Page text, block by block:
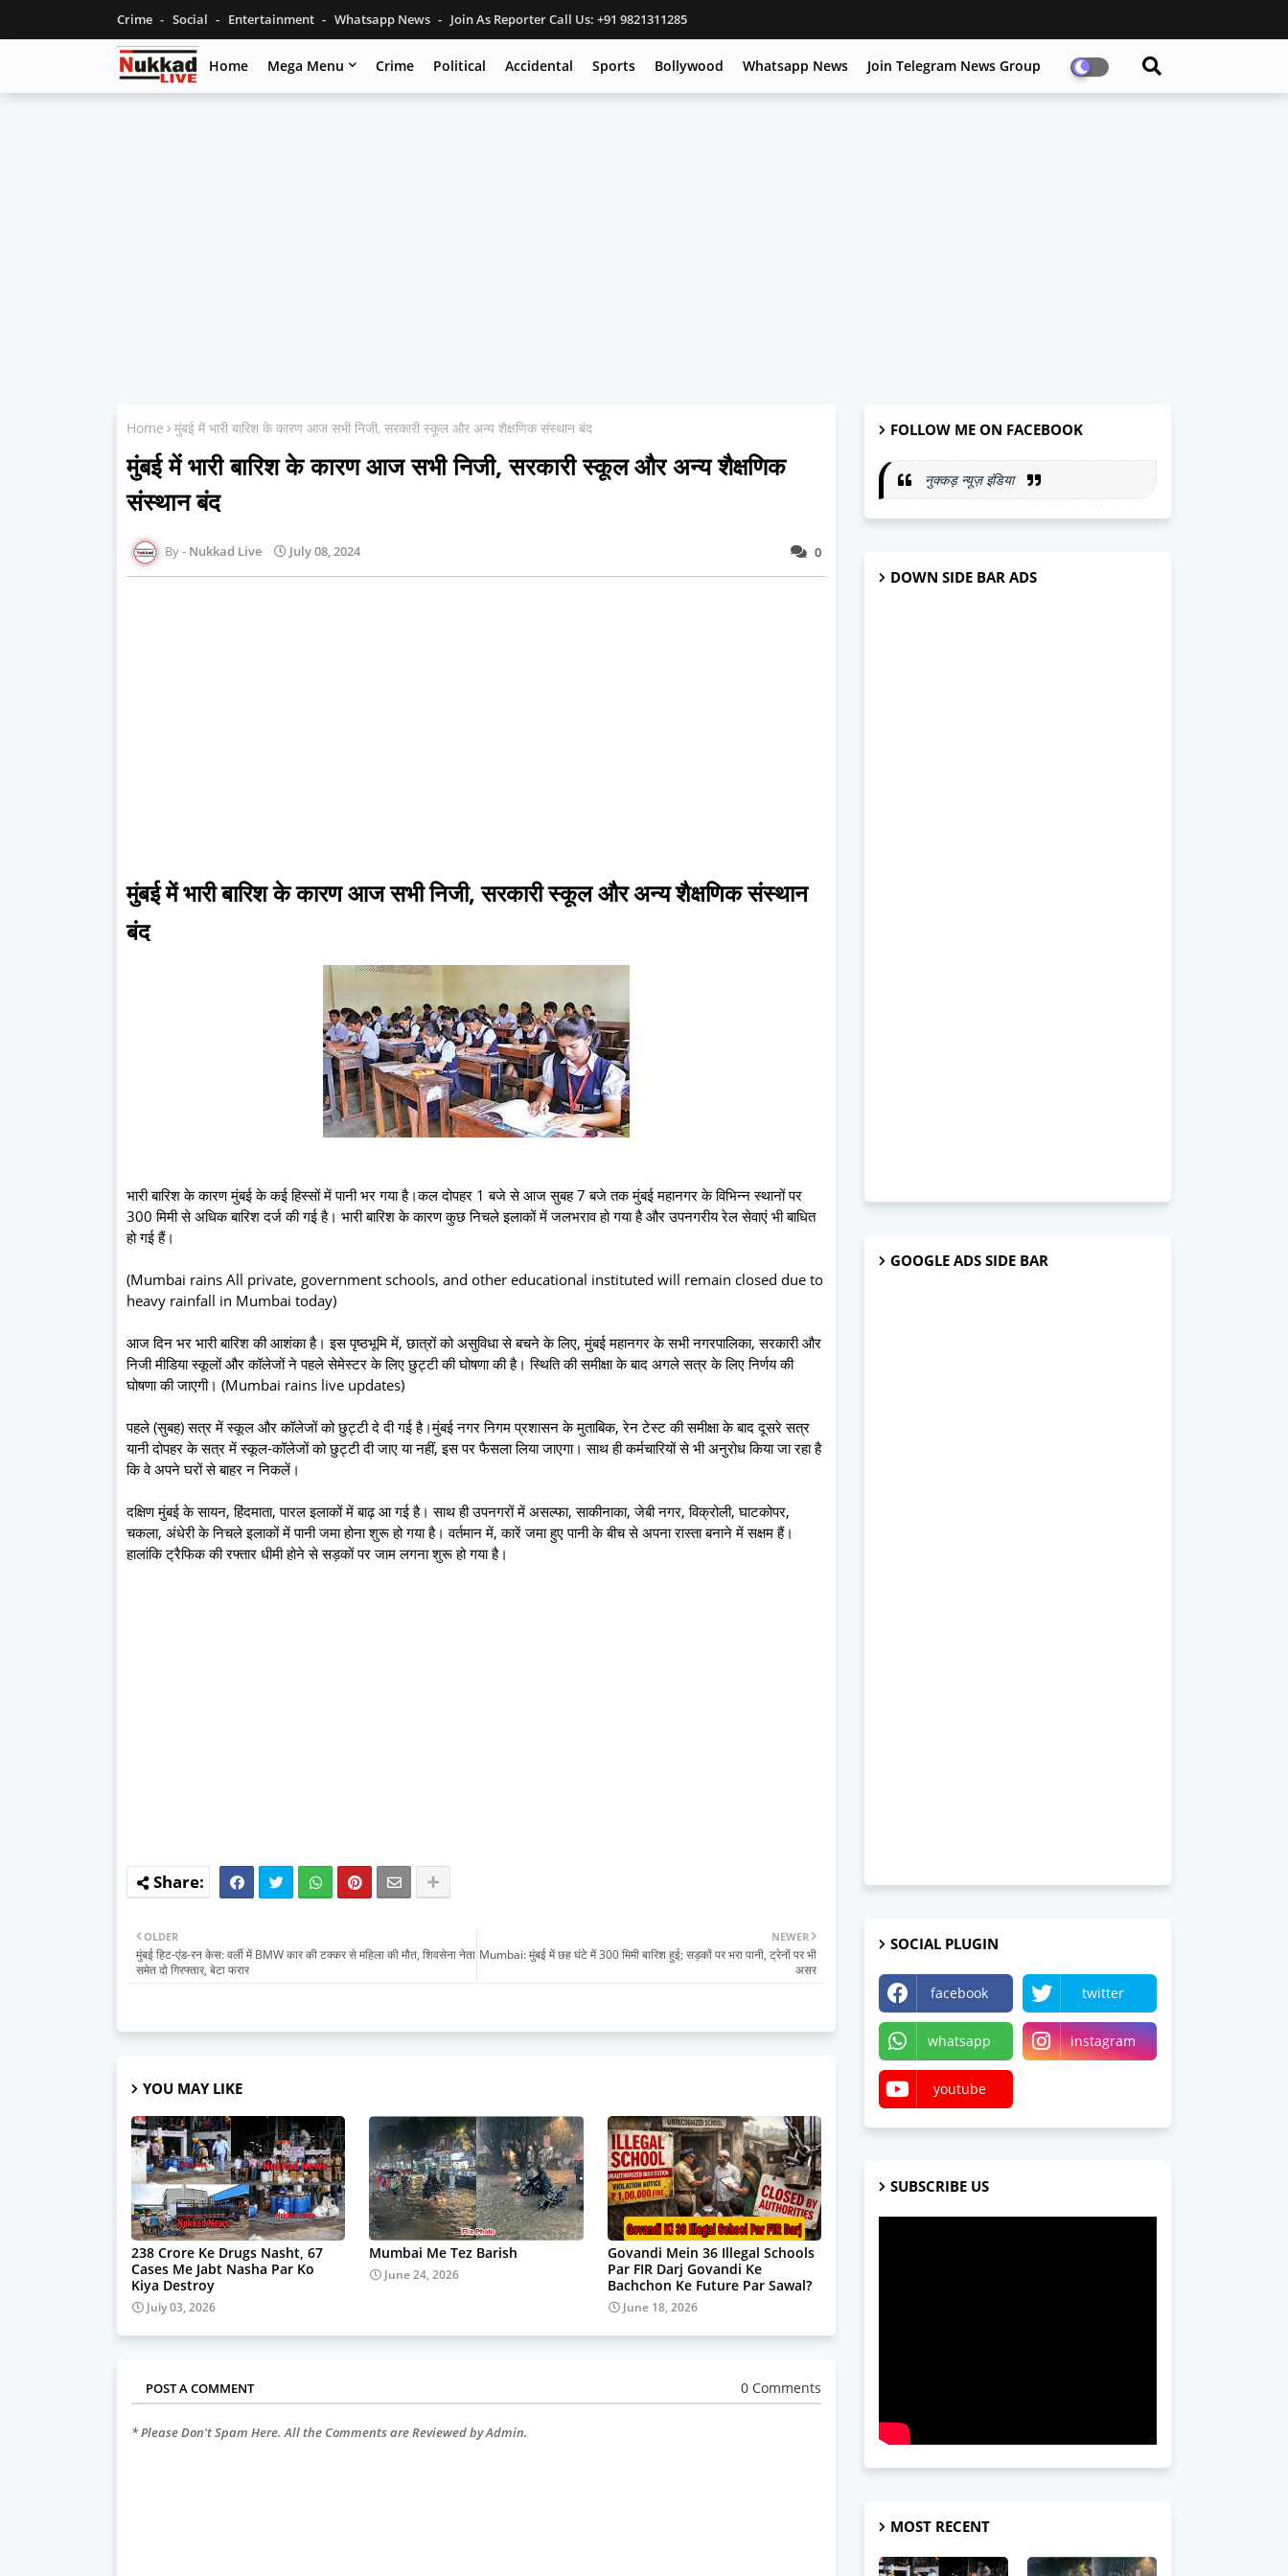
Crime Social Entertainment Whatsapp News Join As Reporter Call Us: +91 9821311285
Home Mega Menu Crime Political Accidental Sports Bollywood Whatsapp News Join Telegram News Group
Home मुंबई में भारी बारिश के कारण आज सभी निजी, सरकारी स्कूल और अन्य शैक्षणिक संस्थान बंद
मुंबई में भारी बारिश के कारण आज सभी निजी, सरकारी स्कूल और अन्य शैक्षणिक
संस्थान बंद
0
Nukkad Live July 08, 2024
मुंबई में भारी बारिश के कारण आज सभी निजी, सरकारी स्कूल और अन्य शैक्षणिक संस्थान
बंद
भारी बारिश के कारण मुंबई के कई हिस्सों में पानी भर गया है।कल दोपहर 1 बजे से आज सुबह 7 बजे तक मुंबई महानगर के विभिन्न स्थानों पर
300 मिमी से अधिक बारिश दर्ज की गई है। भारी बारिश के कारण कुछ निचले इलाकों में जलभराव हो गया है और उपनगरीय रेल सेवाएं भी बाधित
हो गई हैं।
(Mumbai rains All private, government schools, and other educational instituted will remain closed due to
heavy rainfall in Mumbai today)
आज दिन भर भारी बारिश की आशंका है। इस पृष्ठभूमि में, छात्रों को असुविधा से बचने के लिए, मुंबई महानगर के सभी नगरपालिका, सरकारी और
निजी मीडिया स्कूलों और कॉलेजों ने पहले सेमेस्टर के लिए छुट्टी की घोषणा की है। स्थिति की समीक्षा के बाद अगले सत्र के लिए निर्णय की
घोषणा की जाएगी। (Mumbai rains live updates)
पहले (सुबह) सत्र में स्कूल और कॉलेजों को छुट्टी दे दी गई है।मुंबई नगर निगम प्रशासन के मुताबिक, रेन टेस्ट की समीक्षा के बाद दूसरे सत्र
यानी दोपहर के सत्र में स्कूल-कॉलेजों को छुट्टी दी जाए या नहीं, इस पर फैसला लिया जाएगा। साथ ही कर्मचारियों से भी अनुरोध किया जा रहा है
कि वे अपने घरों से बाहर न निकलें।
दक्षिण मुंबई के सायन, हिंदमाता, पारल इलाकों में बाढ़ आ गई है। साथ ही उपनगरों में असल्फा, साकीनाका, जेबी नगर, विक्रोली, घाटकोपर,
चकला, अंधेरी के निचले इलाकों में पानी जमा होना शुरू हो गया है। वर्तमान में, कारें जमा हुए पानी के बीच से अपना रास्ता बनाने में सक्षम हैं।
हालांकि ट्रैफिक की रफ्तार धीमी होने से सड़कों पर जाम लगना शुरू हो गया है।
NEWER
Mumbai: मुंबई में छह घंटे में 300 मिमी बारिश हुई; सड़कों पर भरा पानी, ट्रेनों पर भी
असर
OLDER
मुंबई हिट-एंड-रन केस: वर्ली में BMW कार की टक्कर से महिला की मौत, शिवसेना नेता
समेत दो गिरफ्तार, बेटा फरार
YOU MAY LIKE
238 Crore Ke Drugs Nasht, 67
Cases Me Jabt Nasha Par Ko
Kiya Destroy
July 03, 2026
Mumbai Me Tez Barish
June 24, 2026
Govandi Mein 36 Illegal Schools
Par FIR Darj Govandi Ke
Bachchon Ke Future Par Sawal?
June 18, 2026
POST A COMMENT 0 Comments
* Please Don't Spam Here. All the Comments are Reviewed by Admin.
FOLLOW ME ON FACEBOOK
नुक्कड़ न्यूज़ इंडिया
DOWN SIDE BAR ADS
GOOGLE ADS SIDE BAR
SOCIAL PLUGIN
facebook twitter
whatsapp instagram
youtube
SUBSCRIBE US
MOST RECENT